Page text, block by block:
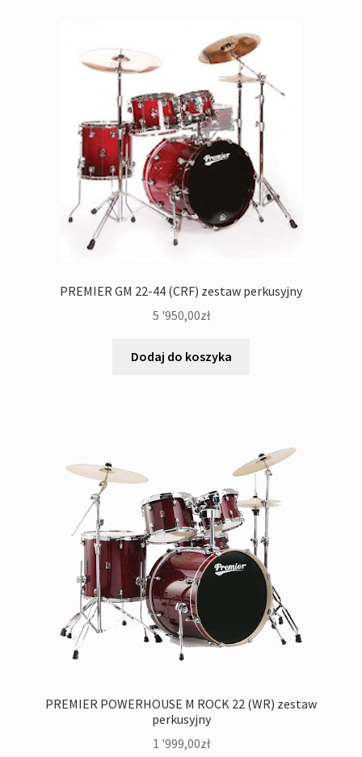
PREMIER GM 22-44 (CRF) zestaw perkusyjny
5 '950,00zł
Dodaj do koszyka
PREMIER POWERHOUSE M ROCK 22 (WR) zestaw
perkusyjny
1 '999,00zł